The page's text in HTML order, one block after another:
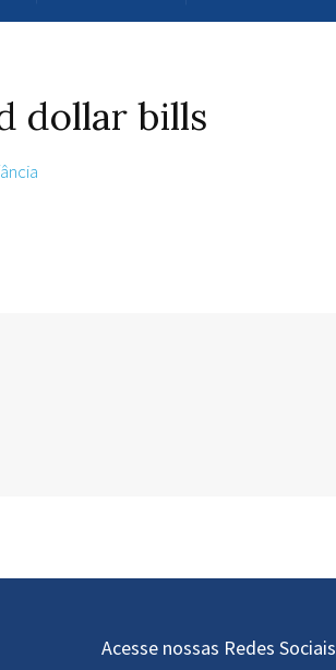
dollar bills
Acesse nossas Redes Sociais